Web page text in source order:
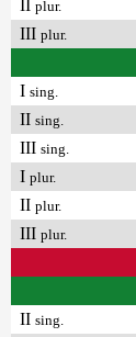
plur.
III plur.
I sing.
II sing.
III sing.
I plur.
II plur.
III plur.
II sing.